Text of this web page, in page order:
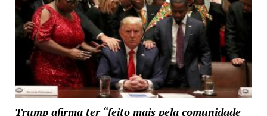
Trump afirma ter “feito mais pela comunidade